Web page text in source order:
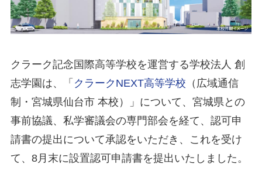
クラーク記念国際高等学校を運営する学校法人 創
志学園は、「 クラークNEXT高等学校 （広域通信
制・宮城県仙台市 本校）」について、宮城県との
事前協議、私学審議会の専門部会を経て、認可申
請書の提出について承認をいただき、これを受け
て、8月末に設置認可申請書を提出いたしました。